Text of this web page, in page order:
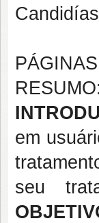
RESUMO:
em
seu